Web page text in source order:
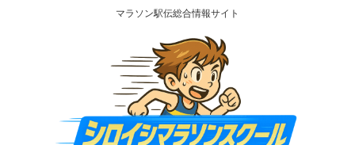
マラソン駅伝総合情報サイト